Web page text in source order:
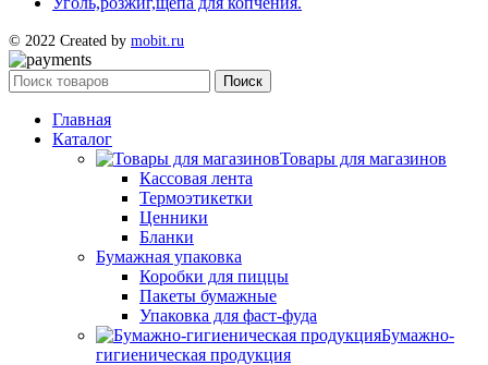
© 2022 Created by mobit.ru
Поиск
Главная
Каталог
Товары для магазинов
Кассовая лента
Термоэтикетки
Ценники
Бланки
Бумажная упаковка
Коробки для пиццы
Пакеты бумажные
Упаковка для фаст-фуда
Бумажно-
гигиеническая продукция